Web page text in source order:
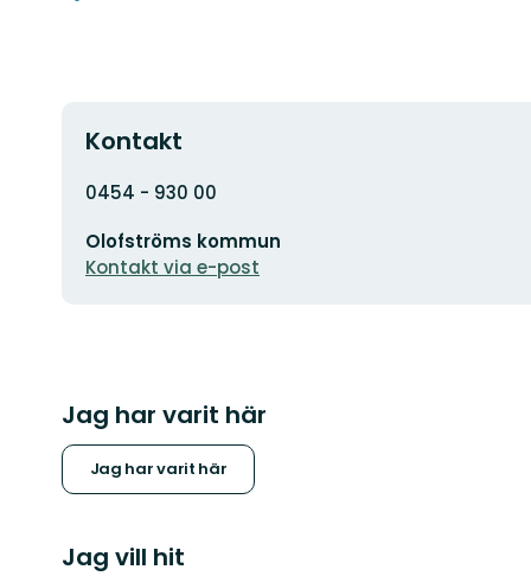
Kontakt
Adress
0454 - 930 00
postadress
Olofströms kommun
Kontakt via e-post
Jag har varit här
Jag har varit här
Jag vill hit